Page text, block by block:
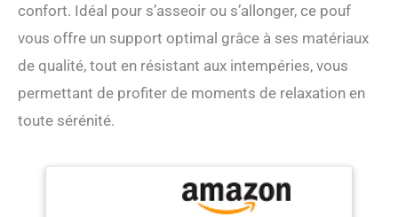
confort. Idéal pour s’asseoir ou s’allonger, ce pouf
vous offre un support optimal grâce à ses matériaux
de qualité, tout en résistant aux intempéries, vous
permettant de profiter de moments de relaxation en
toute sérénité.